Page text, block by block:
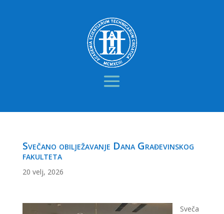
Svečano obilježavanje Dana Građevinskog
fakulteta
20 velj, 2026
Sveča